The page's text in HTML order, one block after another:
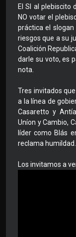
El SI al plebiscito
NO votar el
práctica el
riesgos que a su
Coalición
darle su voto, es
nota.
Tres invitados
a la línea de
Casaretto y
Uníon y Cambio,
líder como Blás
reclama humildad.
Los invitamos a